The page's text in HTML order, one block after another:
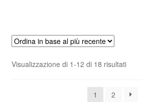
Visualizzazione di 1-12 di 18 risultatiOrdina
al
1 2